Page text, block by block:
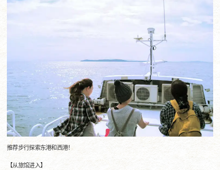
推荐步行探索东港和西港！
【从旅馆进入】